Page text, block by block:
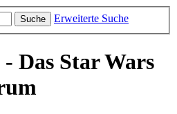
Suche Erweiterte Suche
Das Star Wars